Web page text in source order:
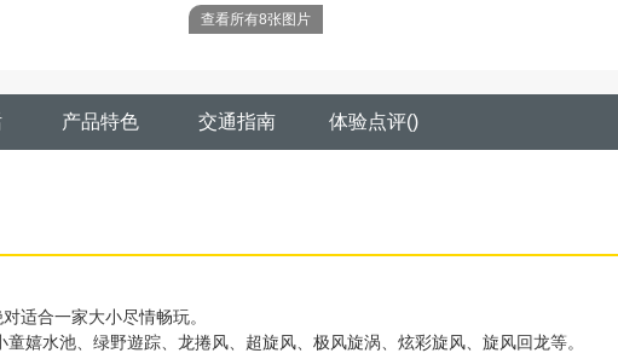
查看所有8张图片
产品特色 交通指南 体验点评()
适合一家大小尽情畅玩。
嬉水池、绿野遊踪、龙捲风、超旋风、极风旋涡、炫彩旋风、旋风回龙等。